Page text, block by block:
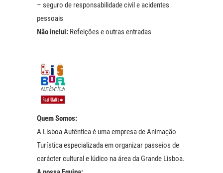
– seguro de responsabilidade civil e acidentes
pessoais
Não inclui: Refeições e outras entradas
Quem Somos:
A Lisboa Autêntica é uma empresa de Animação
Turística especializada em organizar passeios de
carácter cultural e lúdico na área da Grande Lisboa.